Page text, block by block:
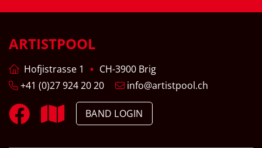
ARTISTPOOL
Hofjistrasse 1
CH-3900 Brig
+41 (0)27 924 20 20
info@artistpool.ch
BAND LOGIN